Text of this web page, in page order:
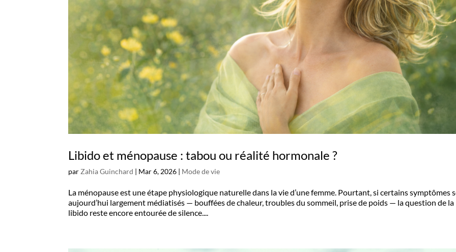
Libido et ménopause : tabou ou réalité hormonale ?
parZahia Guinchard Mar 6, 2026 Mode de vie
La ménopause est une étape physiologique naturelle dans la vie d’une femme. Pourtant, si certains symptômes
aujourd’hui largement médiatisés — bouffées de chaleur, troubles du sommeil, prise de poids — la question de la
libido reste encore entourée de silence....